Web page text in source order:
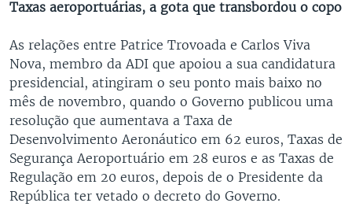
Taxas aeroportuárias, a gota que transbordou o copo
As relações entre Patrice Trovoada e Carlos Viva
Nova, membro da ADI que apoiou a sua candidatura
presidencial, atingiram o seu ponto mais baixo no
mês de novembro, quando o Governo publicou uma
resolução que aumentava a Taxa de
Desenvolvimento Aeronáutico em 62 euros, Taxas de
Segurança Aeroportuário em 28 euros e as Taxas de
Regulação em 20 euros, depois de o Presidente da
República ter vetado o decreto do Governo.